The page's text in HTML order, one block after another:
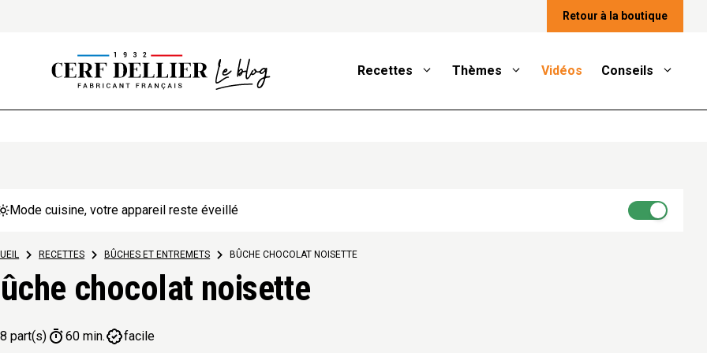
Retour à la boutique
Recettes Thèmes Vidéos Conseils
Mode cuisine, votre appareil reste éveillé
> RECETTES > BÛCHES ET ENTREMETS > BÛCHE CHOCOLAT NOISETTE
chocolat noisette
8 part(s) 60 min. facile